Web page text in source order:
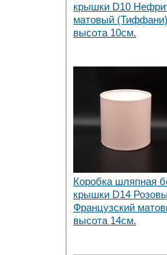
крышки D10
матовый
высота 10см.
Коробка шляпная
крышки D14
Французский
высота 14см.